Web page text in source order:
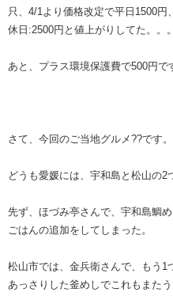
只、4/1より価格改定で平日1500円、
休日:2500円と値上がりしてた。。。
あと、プラス環境保護費で500円で
さて、今回のご当地グルメ??です。
どうも愛媛には、宇和島と松山の2
先ず、ほづみ亭さんで、宇和島鯛
ごはんの追加をしてしまった。
松山市では、金兵衛さんで、もう1
あっさりした釜めしでこれもまたう